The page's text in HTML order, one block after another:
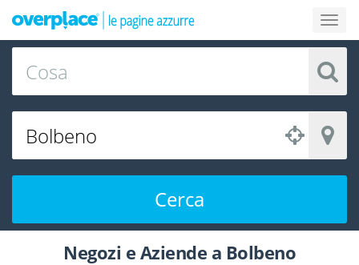
Cerca
Negozi e Aziende a Bolbeno